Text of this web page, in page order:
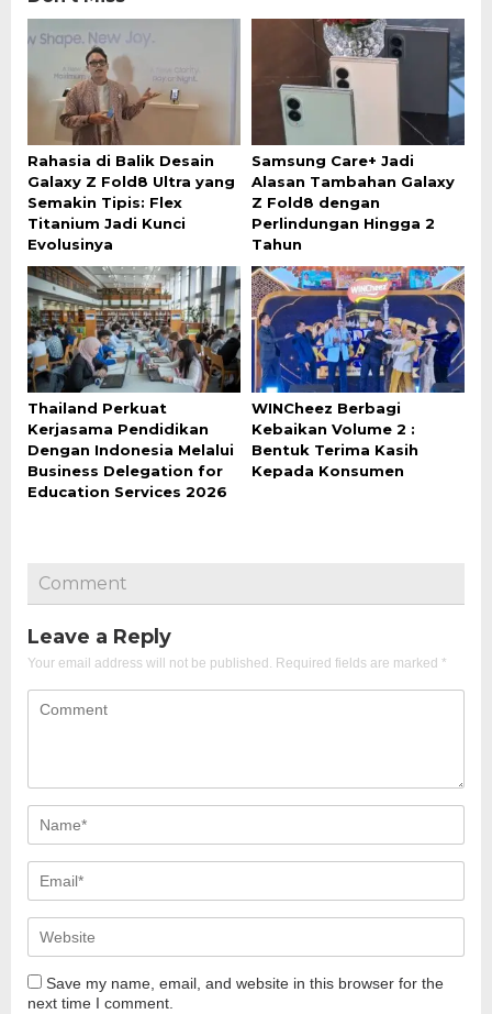
Rahasia di Balik Desain
Galaxy Z Fold8 Ultra yang
Semakin Tipis: Flex
Titanium Jadi Kunci
Evolusinya
Samsung Care+ Jadi
Alasan Tambahan Galaxy
Z Fold8 dengan
Perlindungan Hingga 2
Tahun
Thailand Perkuat
Kerjasama Pendidikan
Dengan Indonesia Melalui
Business Delegation for
Education Services 2026
WINCheez Berbagi
Kebaikan Volume 2 :
Bentuk Terima Kasih
Kepada Konsumen
Comment
Leave a Reply
Your email address will not be published. Required fields are marked *
Save my name, email, and website in this browser for the
next time I comment.